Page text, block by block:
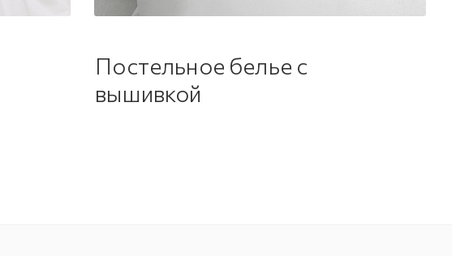
Постельное белье с
вышивкой